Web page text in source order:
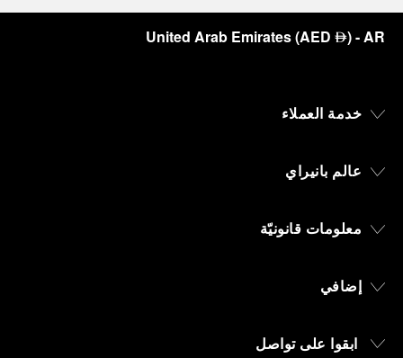
United Arab Emirates(AED ⃃)- AR
خدمة العملاء
عالم بانيراي
معلومات قانونيّة
إضافي
ابقوا على تواصل